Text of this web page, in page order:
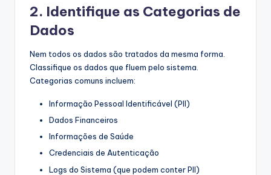
2. Identifique as Categorias de
Dados
Nem todos os dados são tratados da mesma forma.
Classifique os dados que fluem pelo sistema.
Categorias comuns incluem:
Informação Pessoal Identificável (PII)
Dados Financeiros
Informações de Saúde
Credenciais de Autenticação
Logs do Sistema (que podem conter PII)